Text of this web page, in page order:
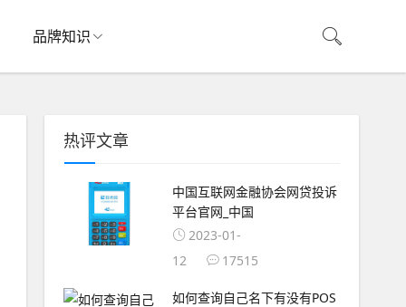
品牌知识
热评文章
中国互联网金融协会网贷投诉
平台官网_中国
2023-01-
12
17515
如何查询自己名下有没有POS